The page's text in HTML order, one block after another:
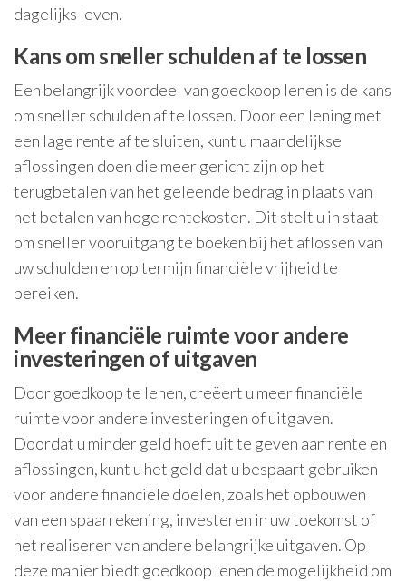
dagelijks leven.
Kans om sneller schulden af te lossen
Een belangrijk voordeel van goedkoop lenen is de kans
om sneller schulden af te lossen. Door een lening met
een lage rente af te sluiten, kunt u maandelijkse
aflossingen doen die meer gericht zijn op het
terugbetalen van het geleende bedrag in plaats van
het betalen van hoge rentekosten. Dit stelt u in staat
om sneller vooruitgang te boeken bij het aflossen van
uw schulden en op termijn financiële vrijheid te
bereiken.
Meer financiële ruimte voor andere
investeringen of uitgaven
Door goedkoop te lenen, creëert u meer financiële
ruimte voor andere investeringen of uitgaven.
Doordat u minder geld hoeft uit te geven aan rente en
aflossingen, kunt u het geld dat u bespaart gebruiken
voor andere financiële doelen, zoals het opbouwen
van een spaarrekening, investeren in uw toekomst of
het realiseren van andere belangrijke uitgaven. Op
deze manier biedt goedkoop lenen de mogelijkheid om